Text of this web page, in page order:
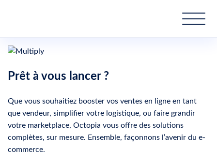
Prêt à vous lancer ?
Que vous souhaitiez booster vos ventes en ligne en tant
que vendeur, simplifier votre logistique, ou faire grandir
votre marketplace, Octopia vous offre des solutions
complètes, sur mesure. Ensemble, façonnons l’avenir du e-
commerce.